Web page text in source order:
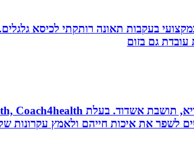
עובדת גם בזום
לשפר את איכות חייהם ולאמץ עקרונות של